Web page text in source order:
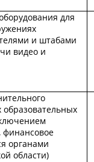
для
и штабами
видео и
финансовое
органами
области)